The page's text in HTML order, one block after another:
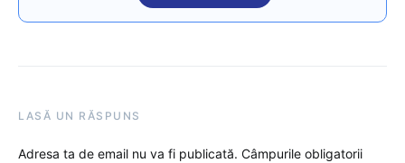
LASĂ UN RĂSPUNS
Adresa ta de email nu va fi publicată. Câmpurile obligatorii